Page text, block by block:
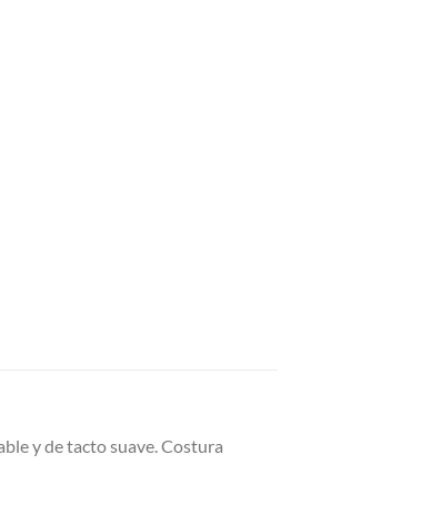
y de tacto suave. Costura